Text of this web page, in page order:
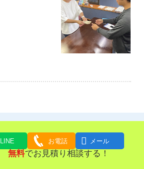
よくある質問
LINE お電話  メール
無料でお見積り相談する！